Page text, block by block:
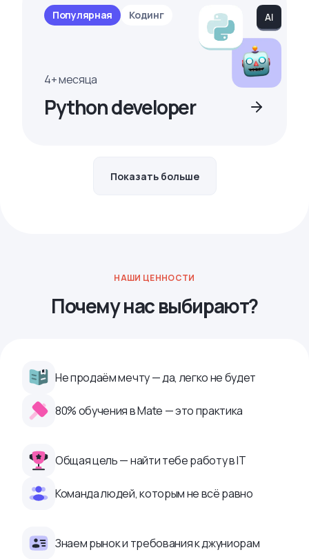
Популярная Кодинг
4+ месяца
Python developer
Показать больше
НАШИ ЦЕННОСТИ
Почему нас выбирают?
Не продаём мечту — да, легко не будет
80% обучения в Mate — это практика
Общая цель — найти тебе работу в IТ
Команда людей, которым не всё равно
Знаем рынок и требования к джуниорам